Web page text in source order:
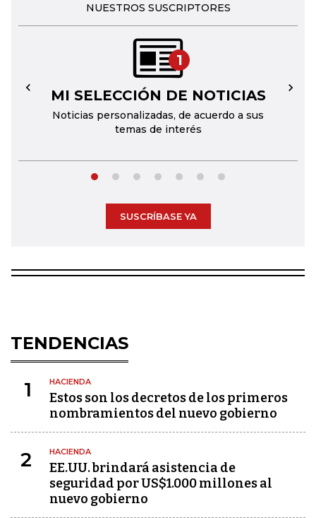
NUESTROS SUSCRIPTORES
1
MI SELECCIÓN DE NOTICIAS
Noticias personalizadas, de acuerdo a sus
temas de interés
← →
SUSCRÍBASE YA
TENDENCIAS
1 HACIENDA
Estos son los decretos de los primeros
nombramientos del nuevo gobierno
2 HACIENDA
EE.UU. brindará asistencia de
seguridad por US$1.000 millones al
nuevo gobierno